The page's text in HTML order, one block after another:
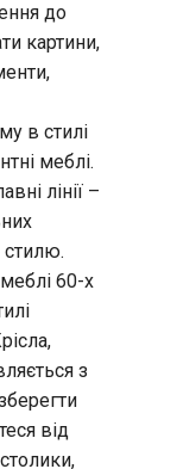
до
картини,
в стилі
меблі.
лінії –
стилю.
60-х
з
від